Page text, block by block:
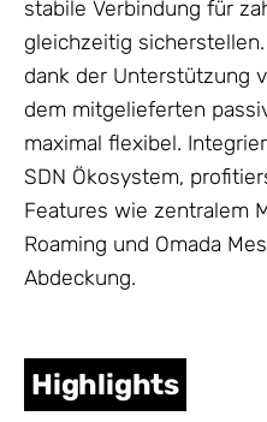
stabile Verbindung für
gleichzeitig
dank der Unterstützung
dem mitgelieferten
maximal flexibel.
SDN Ökosystem,
Features wie zentralem
Roaming und Omada
Abdeckung.
Highlights